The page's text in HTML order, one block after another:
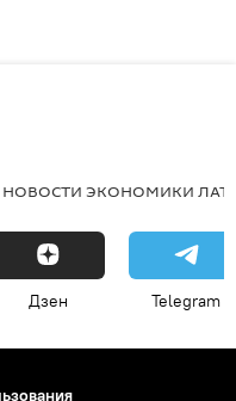
НОВОСТИ ЭКОНОМИКИ
Дзен Telegram